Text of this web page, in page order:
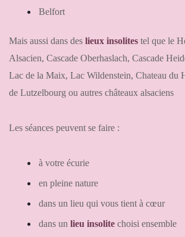
Belfort
Mais aussi dans des lieux insolites tel que le
Alsacien, Cascade Oberhaslach, Cascade
Lac de la Maix, Lac Wildenstein, Chateau du
de Lutzelbourg ou autres châteaux alsaciens
Les séances peuvent se faire :
à votre écurie
en pleine nature
dans un lieu qui vous tient à cœur
dans un lieu insolite choisi ensemble